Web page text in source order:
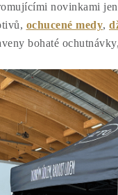
novinkami
ochucené medy,
bohaté